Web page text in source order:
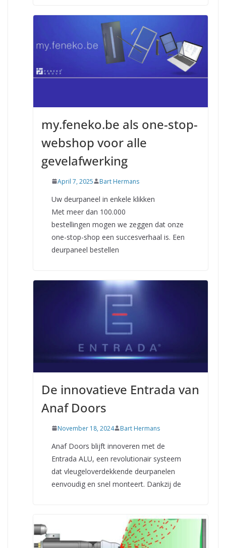
my.feneko.be als one-stop-
webshop voor alle
gevelafwerking
April 7, 2025 Bart Hermans
Uw deurpaneel in enkele klikken
Met meer dan 100.000
bestellingen mogen we zeggen dat onze
one-stop-shop een succesverhaal is. Een
deurpaneel bestellen
De innovatieve Entrada van
Anaf Doors
November 18, 2024 Bart Hermans
Anaf Doors blijft innoveren met de
Entrada ALU, een revolutionair systeem
dat vleugeloverdekkende deurpanelen
eenvoudig en snel monteert. Dankzij de